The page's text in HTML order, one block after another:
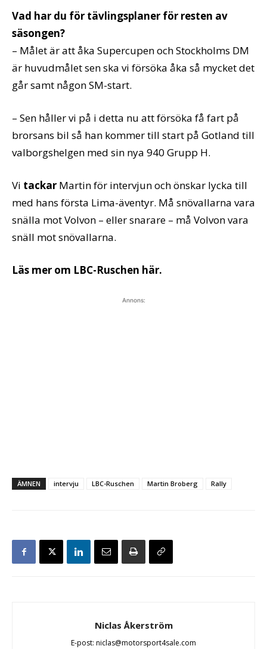
Vad har du för tävlingsplaner för resten av
säsongen?
– Målet är att åka Supercupen och Stockholms DM
är huvudmålet sen ska vi försöka åka så mycket det
går samt någon SM-start.
– Sen håller vi på i detta nu att försöka få fart på
brorsans bil så han kommer till start på Gotland till
valborgshelgen med sin nya 940 Grupp H.
Vi tackar Martin för intervjun och önskar lycka till
med hans första Lima-äventyr. Må snövallarna vara
snälla mot Volvon – eller snarare – må Volvon vara
snäll mot snövallarna.
Läs mer om LBC-Ruschen här.
Annons:
ÄMNEN intervju LBC-Ruschen Martin Broberg Rally
Niclas Åkerström
E-post: niclas@motorsport4sale.com